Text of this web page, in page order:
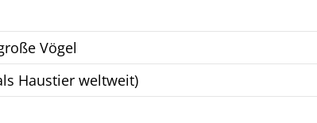
Vögel
Haustier weltweit)